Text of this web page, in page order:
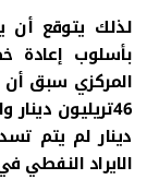
لذلك يتوقع أن
بأسلوب إعادة
المركزي سبق
دينار لم يتم
الايراد النفطي